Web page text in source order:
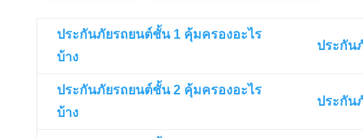
ประกันภัยรถยนต์ชั้น 1 คุ้มครองอะไร
บ้าง
ประกัน
ประกันภัยรถยนต์ชั้น 2 คุ้มครองอะไร
บ้าง
ประกัน